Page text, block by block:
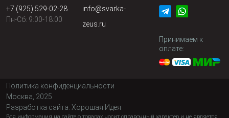
+7 (925) 529-02-28
Пн-Сб: 9:00-18:00
info@svarka-
zeus.ru
Принимаем к
оплате:
Политика конфиденциальности
Москва, 2025
Разработка сайта: Хорошая Идея